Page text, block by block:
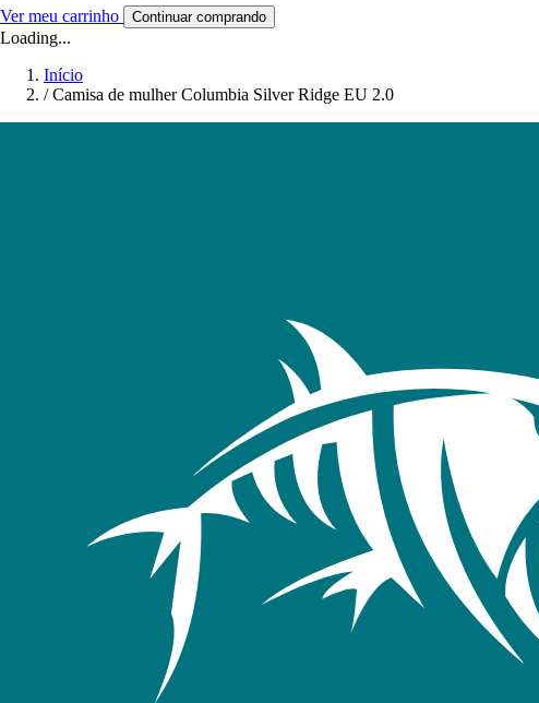
Ver meu carrinho Continuar comprando
Loading...
Início
/ Camisa de mulher Columbia Silver Ridge EU 2.0